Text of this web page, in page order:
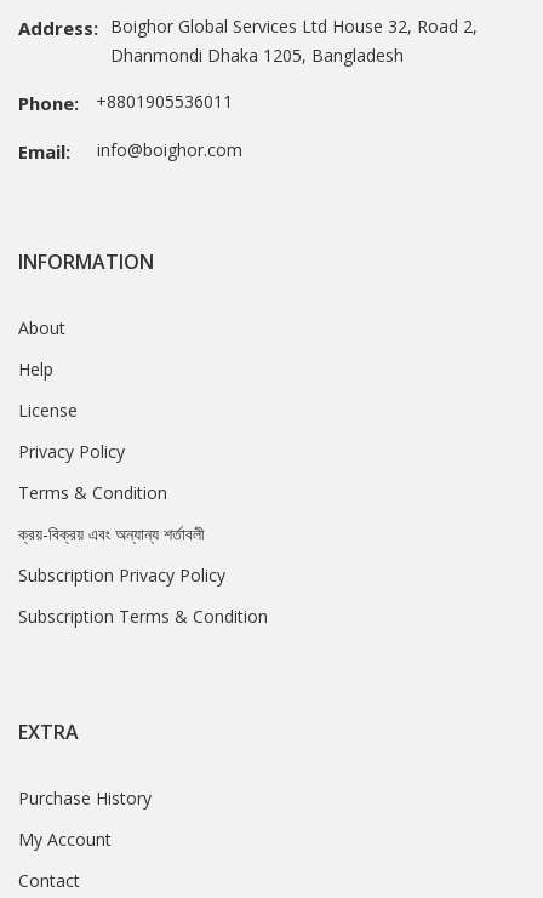
Address: Boighor Global Services Ltd House 32, Road 2,
Dhanmondi Dhaka 1205, Bangladesh
Phone: +8801905536011
Email: info@boighor.com
INFORMATION
About
Help
License
Privacy Policy
Terms & Condition
ক্রয়-বিক্রয় এবং অন্যান্য শর্তাবলী
Subscription Privacy Policy
Subscription Terms & Condition
EXTRA
Purchase History
My Account
Contact